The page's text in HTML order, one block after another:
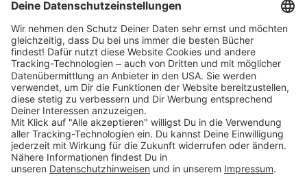
Partnerprogramm (Affiliate)
Folge uns auf
* Versandkostenfrei ab 9,00 € Bestellwert innerhalb
Deutschlands
** Lieferzeit 1-3 Werktage innerhalb Deutschlands